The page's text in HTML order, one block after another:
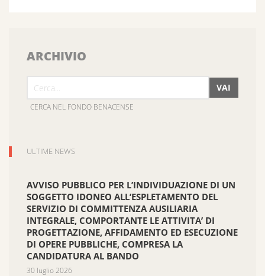
ARCHIVIO
VAI
CERCA NEL FONDO BENACENSE
ULTIME NEWS
AVVISO PUBBLICO PER L’INDIVIDUAZIONE DI UN
SOGGETTO IDONEO ALL’ESPLETAMENTO DEL
SERVIZIO DI COMMITTENZA AUSILIARIA
INTEGRALE, COMPORTANTE LE ATTIVITA’ DI
PROGETTAZIONE, AFFIDAMENTO ED ESECUZIONE
DI OPERE PUBBLICHE, COMPRESA LA
CANDIDATURA AL BANDO
30 luglio 2026